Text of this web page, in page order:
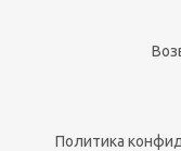
Политика